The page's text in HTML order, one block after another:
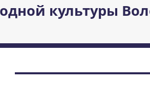
культуры